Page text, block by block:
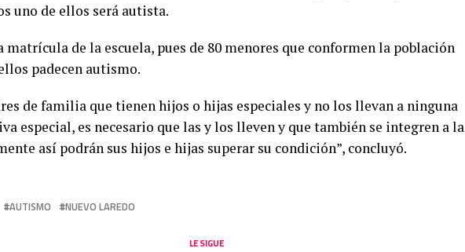
uno de ellos será autista.
matrícula de la escuela, pues de 80 menores que conformen la población
padecen autismo.
de familia que tienen hijos o hijas especiales y no los llevan a ninguna
especial, es necesario que las y los lleven y que también se integren a la
así podrán sus hijos e hijas superar su condición”, concluyó.
AUTISMO NUEVO LAREDO
LE SIGUE